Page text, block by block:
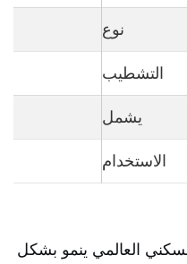
نوع
التشطيب
يشمل
الاستخدام
العالمي ينمو بشكل